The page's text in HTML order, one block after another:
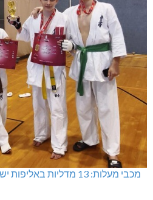
מכבי מעלות: 13 מדליות באליפות ישראל